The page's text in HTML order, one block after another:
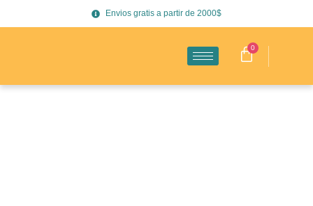
Envios gratis a partir de 2000$
0